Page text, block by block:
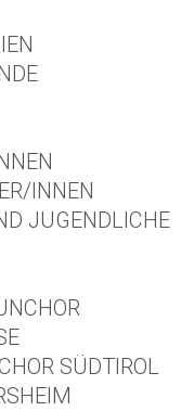
INNEN
JUGENDLICHE
SÜDTIROL